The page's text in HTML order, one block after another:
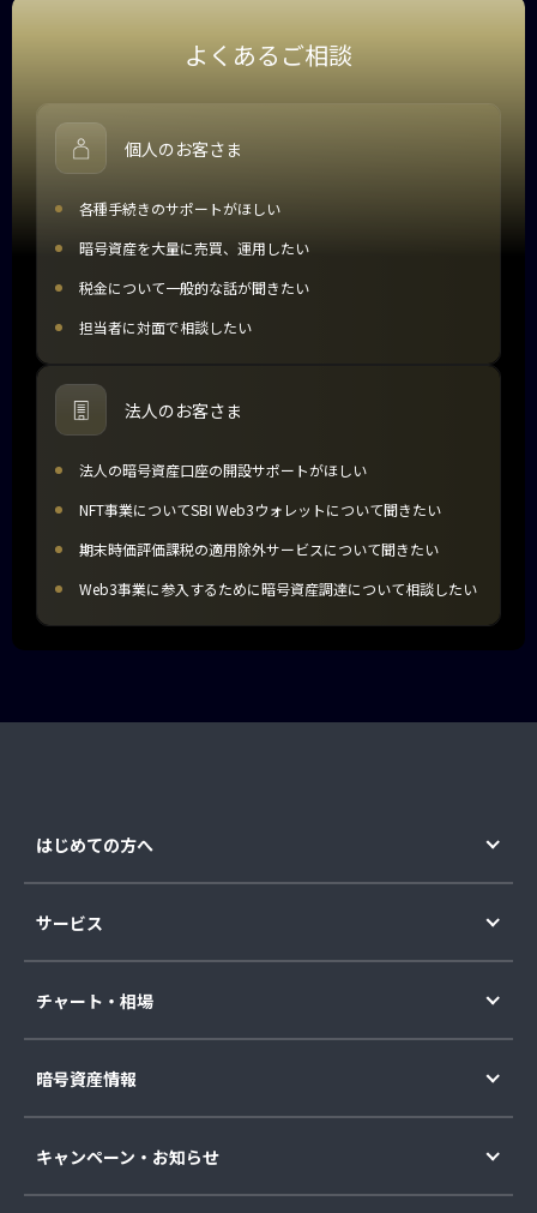
よくあるご相談
個人のお客さま
各種手続きのサポートがほしい
暗号資産を大量に売買、運用したい
税金について一般的な話が聞きたい
担当者に対面で相談したい
法人のお客さま
法人の暗号資産口座の開設サポートがほしい
NFT事業についてSBI Web3ウォレットについて聞きたい
期末時価評価課税の適用除外サービスについて聞きたい
Web3事業に参入するために暗号資産調達について相談したい
はじめての方へ
サービス
チャート・相場
暗号資産情報
キャンペーン・お知らせ